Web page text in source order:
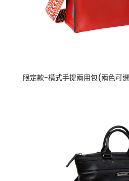
限定款-橫式手提兩用包(兩色可